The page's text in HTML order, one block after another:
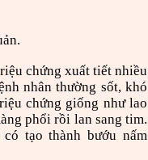
chứng xuất tiết nhiều
nhân thường sốt, khó
chứng giống như lao
phổi rồi lan sang tim.
tạo thành bướu nấm